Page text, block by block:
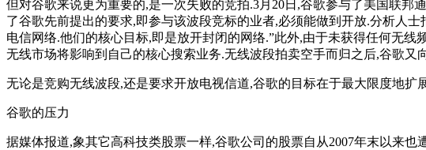
但对谷歌来说更为重要的,是一次失败的竞拍.3月20日,谷歌参与了美国联
了谷歌先前提出的要求,即参与该波段竞标的业者,必须能做到开放.分析人
电信网络.他们的核心目标,即是放开封闭的网络.”此外,由于未获得任何无
无线市场将影响到自己的核心搜索业务.无线波段拍卖空手而归之后,谷歌
无论是竞购无线波段,还是要求开放电视信道,谷歌的目标在于最大限度地
谷歌的压力
据媒体报道,象其它高科技类股票一样,谷歌公司的股票自从2007年末以来